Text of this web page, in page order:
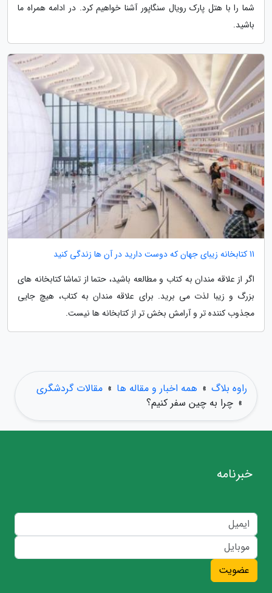
شما را با هتل پارک رویال سنگاپور آشنا خواهیم کرد. در ادامه همراه ما
باشید.
11 کتابخانه زیبای جهان که دوست دارید در آن ها زندگی کنید
اگر از علاقه مندان به کتاب و مطالعه باشید، حتما از تماشا کتابخانه های
بزرگ و زیبا لذت می برید. برای علاقه مندان به کتاب، هیچ جایی
مجذوب کننده تر و آرامش بخش تر از کتابخانه ها نیست.
راوه بلاگ » همه اخبار و مقاله ها » مقالات گردشگری
» چرا به چین سفر کنیم؟
خبرنامه
عضویت